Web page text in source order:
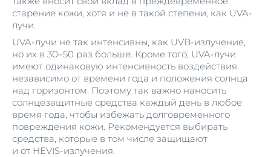
старение кожи, хотя и не в такой степени, как UVA-
лучи.
UVA-лучи не так интенсивны, как UVB-излучение,
но их в 30–50 раз больше. Кроме того, UVA-лучи
имеют одинаковую интенсивность воздействия
независимо от времени года и положения солнца
над горизонтом. Поэтому так важно наносить
солнцезащитные средства каждый день в любое
время года, чтобы избежать долговременного
повреждения кожи. Рекомендуется выбирать
средства, которые в том числе защищают
и от HEVIS-излучения.